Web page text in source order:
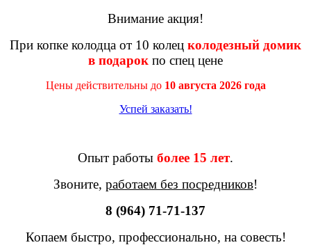
Внимание акция!
При копке колодца от 10 колец колодезный домик
в подарок по спец цене
Цены действительны до 10 августа 2026 года
Успей заказать!
Опыт работы более 15 лет.
Звоните, работаем без посредников!
8 (964) 71-71-137
Копаем быстро, профессионально, на совесть!